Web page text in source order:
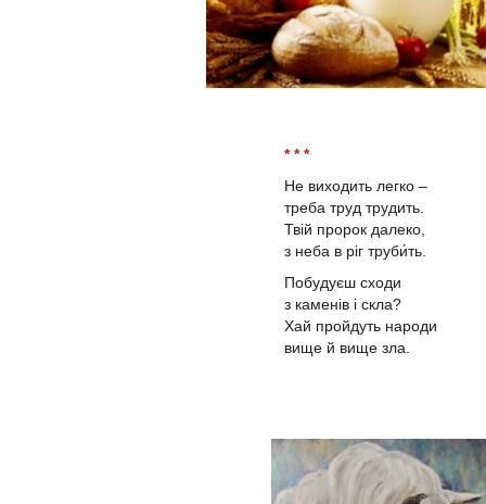
* * *
Не виходить легко –
треба труд трудить.
Твій пророк далеко,
з неба в ріг труби́ть.
Побудуєш сходи
з каменів і скла?
Хай пройдуть народи
вище й вище зла.